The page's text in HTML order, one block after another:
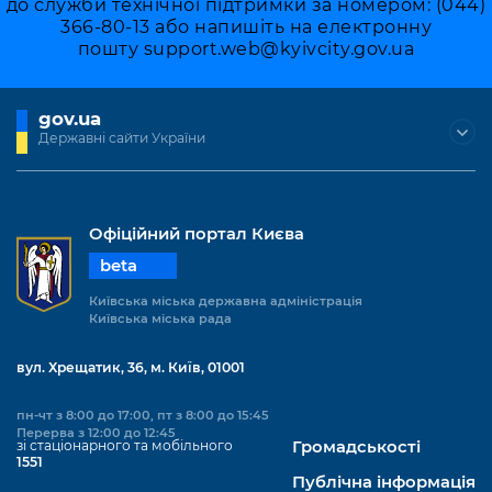
до служби технічної підтримки за номером: (044)
366-80-13 або напишіть на електронну
пошту support.web@kyivcity.gov.ua
gov.ua
Державні сайти України
Офіційний портал Києва
beta
Київська міська державна адміністрація
Київська міська рада
вул. Хрещатик, 36, м. Київ, 01001
пн-чт з 8:00 до 17:00, пт з 8:00 до 15:45
Перерва з 12:00 до 12:45
зі стаціонарного та мобільного
1551
Громадськості
Публічна інформація